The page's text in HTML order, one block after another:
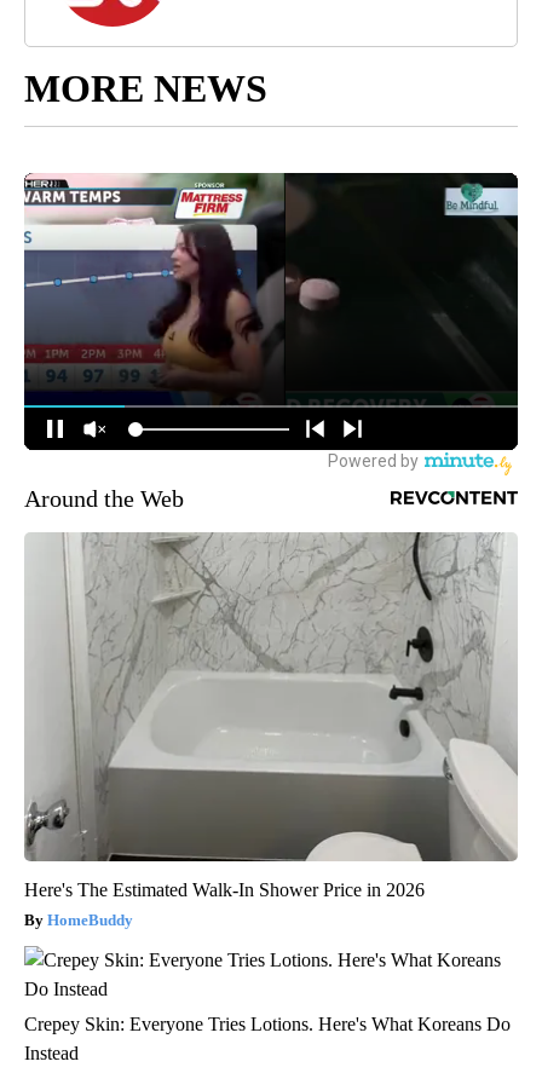
MORE NEWS
Around the Web
Here's The Estimated Walk-In Shower Price in 2026
HomeBuddy
Crepey Skin: Everyone Tries Lotions. Here's What Koreans Do
Instead